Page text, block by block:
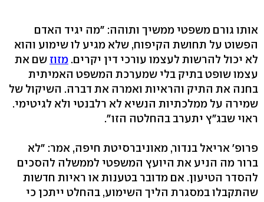
אותו גורם משפטי ממשיך ותוהה: "מה יגיד האדם
הפשוט על תחושת הקיפוח, שלא מגיע לו שימוע והוא
לא יכול להרשות לעצמו עורכי דין יקרים. מזוז שם את
עצמו שופט בתיק בלי שמערכת המשפט האמיתית
בחנה את התיק והראיות ואמרה את דברה. השיקול של
שמירה על ממלכתיות הנשיא לא רלבנטי ולא לגיטימי.
ראוי שבג"ץ יתערב בהחלטה הזו".
פרופ' אריאל בנדור, מאוניברסיטת חיפה, אמר: "לא
ברור מה הניע את היועץ המשפטי לממשלה להסכים
להסדר הטיעון. אם מדובר בטענות או ראיות חדשות
שהתקבלו במסגרת הליך השימוע, בהחלט ייתכן כי